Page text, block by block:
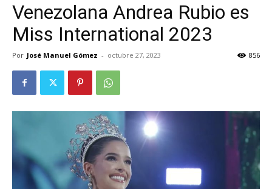
Venezolana Andrea Rubio es
Miss International 2023
Por José Manuel Gómez - octubre 27, 2023 856